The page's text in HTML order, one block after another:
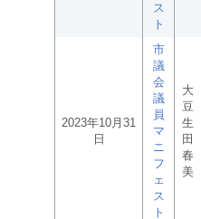
ス
ト
2023年10月31
日
市
議
会
議
員
マ
ニ
フ
ェ
ス
ト
大
豆
生
田
春
美